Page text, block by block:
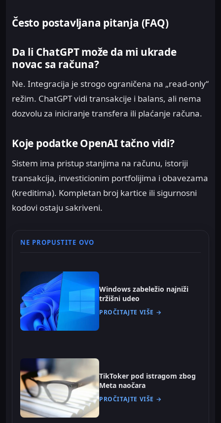
Često postavljana pitanja (FAQ)
Da li ChatGPT može da mi ukrade
novac sa računa?
Ne. Integracija je strogo ograničena na „read-only“
režim. ChatGPT vidi transakcije i balans, ali nema
dozvolu za iniciranje transfera ili plaćanje računa.
Koje podatke OpenAI tačno vidi?
Sistem ima pristup stanjima na računu, istoriji
transakcija, investicionim portfolijima i obavezama
(kreditima). Kompletan broj kartice ili sigurnosni
kodovi ostaju sakriveni.
NE PROPUSTITE OVO
Windows zabeležio najniži
tržišni udeo
PROČITAJTE VIŠE →
TikToker pod istragom zbog
Meta naočara
PROČITAJTE VIŠE →